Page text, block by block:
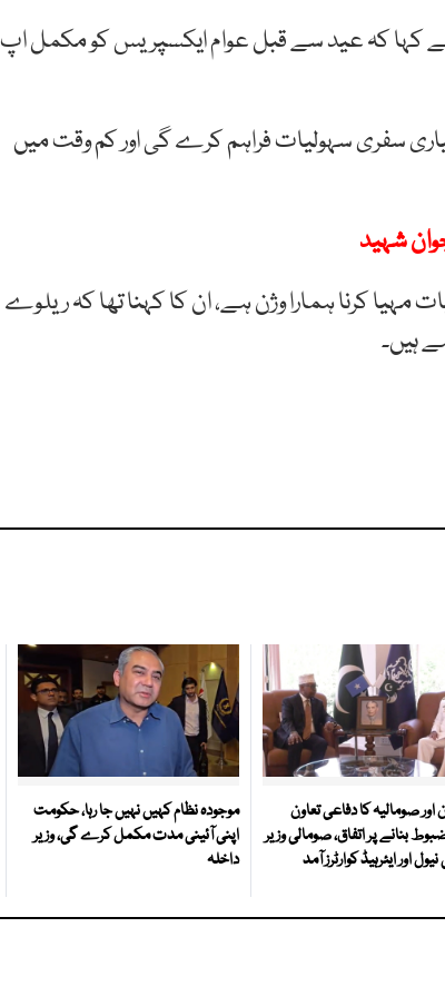
24 مئی کو کریں گے، انہوں نے کہا کہ عید سے قبل عوام ایکسپریس کو مکمل اپ
سفری سہولیات فراہم کرے گی اور کم وقت میں
مہیا کرنا ہمارا وژن ہے، ان کا کہنا تھا کہ ریلوے
ہیں۔
اور صومالیہ کا دفاعی تعاون
بنانے پر اتفاق، صومالی وزیر
اور ایئرہیڈ کوارٹرز آمد
موجودہ نظام کہیں نہیں جا رہا، حکومت
اپنی آئینی مدت مکمل کرے گی، وزیر
داخلہ